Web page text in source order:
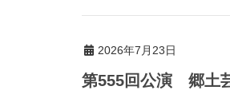
2026年7月23日
第555回公演 郷土